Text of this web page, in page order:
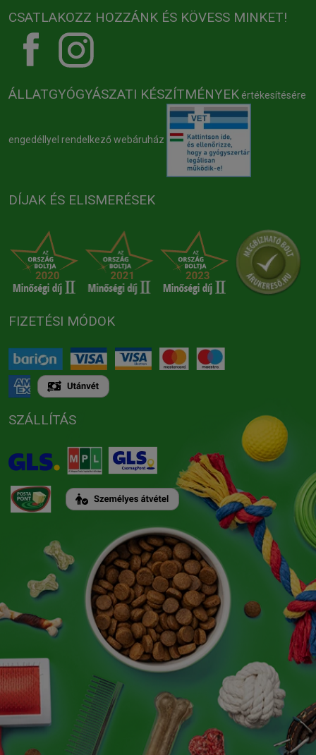
CSATLAKOZZ HOZZÁNK ÉS KÖVESS MINKET!
ÁLLATGYÓGYÁSZATI KÉSZÍTMÉNYEK értékesítésére
engedéllyel rendelkező webáruház
DÍJAK ÉS ELISMERÉSEK
FIZETÉSI MÓDOK
SZÁLLÍTÁS